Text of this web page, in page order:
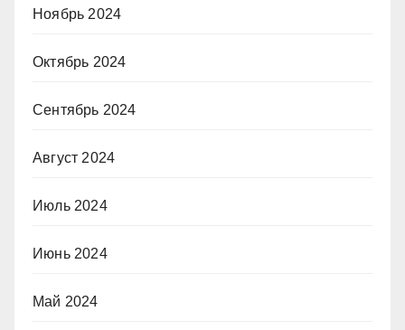
Ноябрь 2024
Октябрь 2024
Сентябрь 2024
Август 2024
Июль 2024
Июнь 2024
Май 2024